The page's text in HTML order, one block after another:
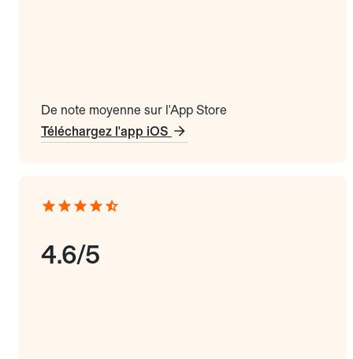
De note moyenne sur l'App Store
Téléchargez l'app iOS
4.6/5